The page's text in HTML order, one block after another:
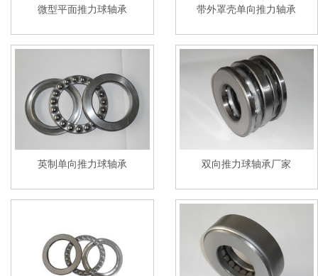
微型平面推力球轴承 带外罩壳单向推力轴承
英制单向推力球轴承 双向推力球轴承厂家